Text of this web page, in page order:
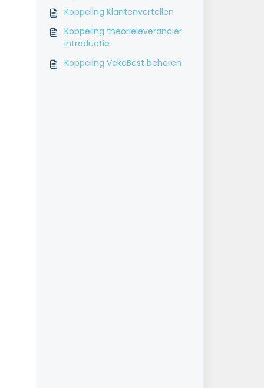
Koppeling Klantenvertellen
Koppeling theorieleverancier
introductie
Koppeling VekaBest beheren